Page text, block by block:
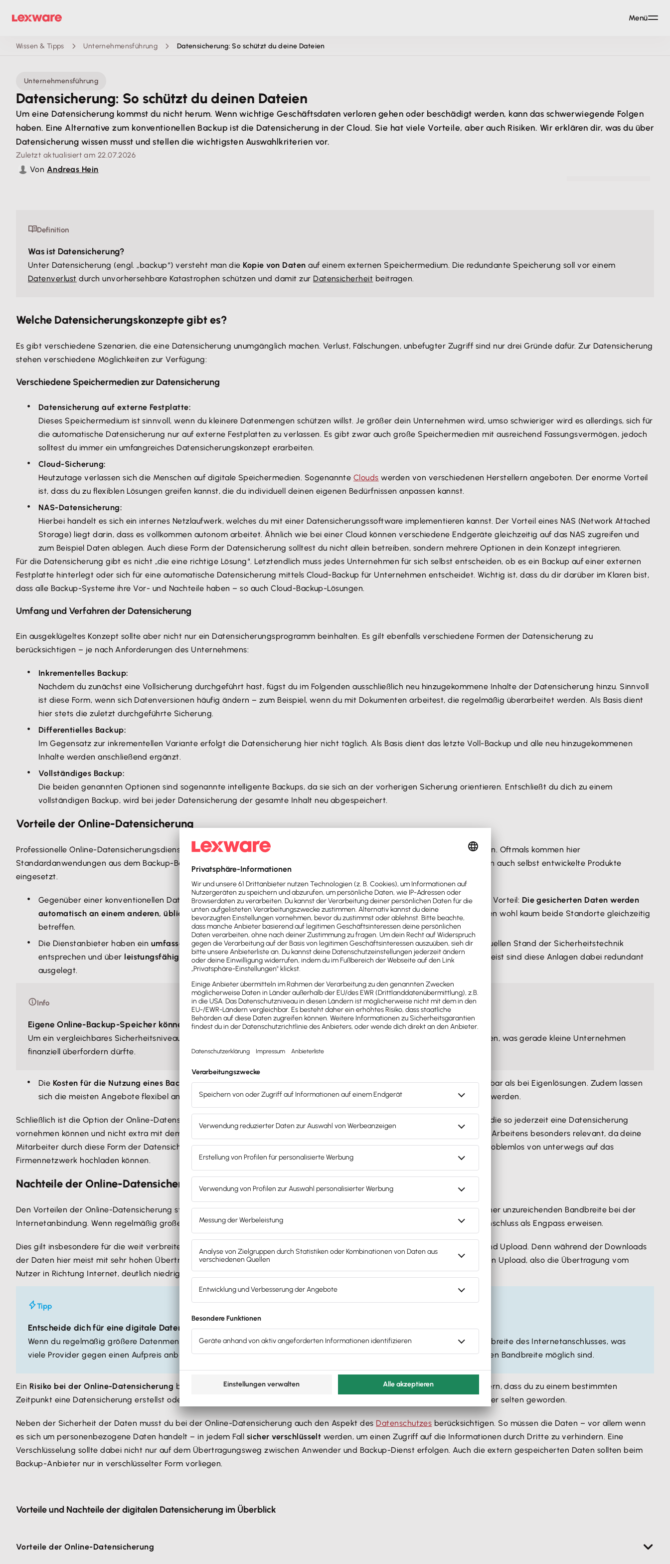
Wissen & Tipps Unternehmensführung Datensicherung: So schützt du deine Dateien
Unternehmensführung
Datensicherung: So schützt du deinen Dateien
Um eine Datensicherung kommst du nicht herum. Wenn wichtige Geschäftsdaten verloren gehen oder beschädigt werden, kann das schwerwiegende Folgen
haben. Eine Alternative zum konventionellen Backup ist die Datensicherung in der Cloud. Sie hat viele Vorteile, aber auch Risiken. Wir erklären dir, was du über
Datensicherung wissen musst und stellen die wichtigsten Auswahlkriterien vor.
Zuletzt aktualisiert am 22.07.2026
Von Andreas Hein
Definition
Was ist Datensicherung?
Unter Datensicherung (engl. „backup“) versteht man die Kopie von Daten auf einem externen Speichermedium. Die redundante Speicherung soll vor einem
Datenverlust durch unvorhersehbare Katastrophen schützen und damit zur Datensicherheit beitragen.
Welche Datensicherungskonzepte gibt es?
Es gibt verschiedene Szenarien, die eine Datensicherung unumgänglich machen. Verlust, Fälschungen, unbefugter Zugriff sind nur drei Gründe dafür. Zur Datensicherung
stehen verschiedene Möglichkeiten zur Verfügung:
Verschiedene Speichermedien zur Datensicherung
Datensicherung auf externe Festplatte:
Dieses Speichermedium ist sinnvoll, wenn du kleinere Datenmengen schützen willst. Je größer dein Unternehmen wird, umso schwieriger wird es allerdings, sich für
die automatische Datensicherung nur auf externe Festplatten zu verlassen. Es gibt zwar auch große Speichermedien mit ausreichend Fassungsvermögen, jedoch
solltest du immer ein umfangreiches Datensicherungskonzept erarbeiten.
Cloud-Sicherung:
Heutzutage verlassen sich die Menschen auf digitale Speichermedien. Sogenannte Clouds werden von verschiedenen Herstellern angeboten. Der enorme Vorteil
ist, dass du zu flexiblen Lösungen greifen kannst, die du individuell deinen eigenen Bedürfnissen anpassen kannst.
NAS-Datensicherung:
Hierbei handelt es sich ein internes Netzlaufwerk, welches du mit einer Datensicherungssoftware implementieren kannst. Der Vorteil eines NAS (Network Attached
Storage) liegt darin, dass es vollkommen autonom arbeitet. Ähnlich wie bei einer Cloud können verschiedene Endgeräte gleichzeitig auf das NAS zugreifen und
zum Beispiel Daten ablegen. Auch diese Form der Datensicherung solltest du nicht allein betreiben, sondern mehrere Optionen in dein Konzept integrieren.
Für die Datensicherung gibt es nicht „die eine richtige Lösung“. Letztendlich muss jedes Unternehmen für sich selbst entscheiden, ob es ein Backup auf einer externen
Festplatte hinterlegt oder sich für eine automatische Datensicherung mittels Cloud-Backup für Unternehmen entscheidet. Wichtig ist, dass du dir darüber im Klaren bist,
dass alle Backup-Systeme ihre Vor- und Nachteile haben – so auch Cloud-Backup-Lösungen.
Umfang und Verfahren der Datensicherung
Ein ausgeklügeltes Konzept sollte aber nicht nur ein Datensicherungsprogramm beinhalten. Es gilt ebenfalls verschiedene Formen der Datensicherung zu
berücksichtigen – je nach Anforderungen des Unternehmens:
Inkrementelles Backup:
Nachdem du zunächst eine Vollsicherung durchgeführt hast, fügst du im Folgenden ausschließlich neu hinzugekommene Inhalte der Datensicherung hinzu. Sinnvoll
ist diese Form, wenn sich Datenversionen häufig ändern – zum Beispiel, wenn du mit Dokumenten arbeitest, die regelmäßig überarbeitet werden. Als Basis dient
hier stets die zuletzt durchgeführte Sicherung.
Differentielles Backup:
Im Gegensatz zur inkrementellen Variante erfolgt die Datensicherung hier nicht täglich. Als Basis dient das letzte Voll-Backup und alle neu hinzugekommenen
Inhalte werden anschließend ergänzt.
Vollständiges Backup:
Die beiden genannten Optionen sind sogenannte intelligente Backups, da sie sich an der vorherigen Sicherung orientieren. Entschließt du dich zu einem
vollständigen Backup, wird bei jeder Datensicherung der gesamte Inhalt neu abgespeichert.
Vorteile der Online-Datensicherung
Professionelle Online-Datensicherungsdienste bieten deutlich mehr als nur einen Online-Speicherplatz zum Ablegen von Daten. Oftmals kommen hier
Standardanwendungen aus dem Backup-Bereich zum Einsatz, wie etwa die Lösungen von Ahsay oder Asigra. Mitunter werden auch selbst entwickelte Produkte
eingesetzt.
Gegenüber einer konventionellen Datensicherung vor Ort hat die Online-Datensicherung schon einen systembedingten Vorteil: Die gesicherten Daten werden
automatisch an einem anderen, üblicherweise weit entfernten Ort gesichert.Selbst größere Naturkatastrophen werden wohl kaum beide Standorte gleichzeitig
betreffen.
Die Dienstanbieter haben ein umfassendes Know-howund nutzen Hochsicherheits-Rechenzentren, die dem jeweils aktuellen Stand der Sicherheitstechnik
entsprechen und über leistungsfähige Notstromversorgung, Brandschutzsysteme oder Zugangskontrollenverfügen. Meist sind diese Anlagen dabei redundant
ausgelegt.
Info
Eigene Online-Backup-Speicher können für Firmen teuer werden
Um ein vergleichbares Sicherheitsniveau vor Ort zu ermöglichen, müssten die Unternehmen erhebliche Investitionen tätigen, was gerade kleine Unternehmen
finanziell überfordern dürfte.
Die Kosten für die Nutzung eines Backup-Dienstessind meist nicht nur deutlich niedriger, sie sind auch leichter kalkulierbar als bei Eigenlösungen. Zudem lassen
sich die meisten Angebote flexibel anpassen, wenn beispielsweise kurzfristig zusätzliche Speicherkapazitäten benötigt werden.
Schließlich ist die Option der Online-Datensicherung eine
, die so jederzeit eine Datensicherung
vornehmen können und nicht extra mit dem Firmennetz verbunden werden müssen. Dies ist besonders in Zeiten des mobilen Arbeitens besonders relevant, da deine
Mitarbeiter durch diese Form der Datensicherung jederzeit auf alle Informationen zugreifen können bzw. relevante Dateien problemlos von unterwegs auf das
Firmennetzwerk hochladen können.
Nachteile der Online-Datensicherung
Den Vorteilen der Online-Datensicherung stehen auch einige Nachteile gegenüber.Einschränkungenergeben sich z. B. aus einer unzureichenden Bandbreite bei der
Internetanbindung. Wenn regelmäßig große Datenmengen gesichert werden müssen, kann sich ein konventioneller Internetanschluss als Engpass erweisen.
Dies gilt insbesondere für die weit verbreiteten Internetanschlüsse mit unterschiedlichen Geschwindigkeiten für den Down- und Upload. Denn während der Downloads
der Daten hier meist mit sehr hohen Übertragungsgeschwindigkeiten (16 bis 100 MBit/s) möglich ist, fällt die Bandbreite für den Upload, also die Übertragung vom
Nutzer in Richtung Internet, deutlich niedriger aus und liegt häufig nur zwischen 1 und 5 MBit/s.
Tipp
Entscheide dich für eine digitale Datensicherung, prüfe deinen Internetanschluss
Wenn du regelmäßig größere Datenmengen per Online-Backup sichern willst, empfiehlt sich ein Upgrade der Upload-Bandbreite des Internetanschlusses, was
viele Provider gegen einen Aufpreis anbieten. Daneben gibt es auch Anschlüsse, bei denen Up- und Download mit derselben Bandbreite möglich sind.
Ein Risiko bei der Online-Datensicherung besteht in einer möglichen Störung der Internetverbindung. Sie könnte es verhindern, dass du zu einem bestimmten
Zeitpunkt eine Datensicherung erstellst oder Dateien wiederherstellst. Allerdings sind derartige Ausfälle der Verbindungen eher selten geworden.
Neben der Sicherheit der Daten musst du bei der Online-Datensicherung auch den Aspekt des Datenschutzes berücksichtigen. So müssen die Daten – vor allem wenn
es sich um personenbezogene Daten handelt – in jedem Fall sicher verschlüsselt werden, um einen Zugriff auf die Informationen durch Dritte zu verhindern. Eine
Verschlüsselung sollte dabei nicht nur auf dem Übertragungsweg zwischen Anwender und Backup-Dienst erfolgen. Auch die extern gespeicherten Daten sollten beim
Backup-Anbieter nur in verschlüsselter Form vorliegen.
Vorteile und Nachteile der digitalen Datensicherung im Überblick
Vorteile der Online-Datensicherung
Menü